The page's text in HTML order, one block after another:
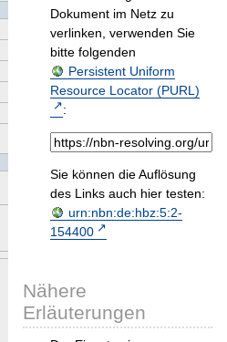
Dokument im Netz zu
verlinken, verwenden Sie
bitte folgenden
Persistent Uniform
Resource Locator (PURL)
:
Sie können die Auflösung
des Links auch hier testen:
urn:nbn:de:hbz:5:2-
154400
Nähere
Erläuterungen